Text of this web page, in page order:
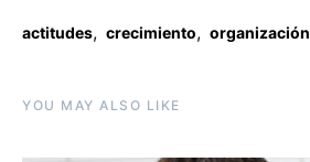
actitudes, crecimiento, organización
YOU MAY ALSO LIKE